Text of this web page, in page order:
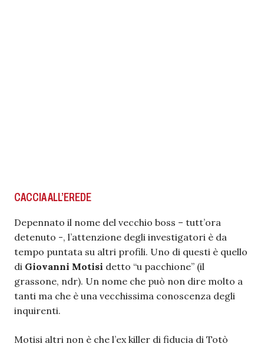
CACCIA ALL’EREDE
Depennato il nome del vecchio boss – tutt’ora
detenuto -, l’attenzione degli investigatori è da
tempo puntata su altri profili. Uno di questi è quello
di Giovanni Motisi detto “u pacchione” (il
grassone, ndr). Un nome che può non dire molto a
tanti ma che è una vecchissima conoscenza degli
inquirenti.
Motisi altri non è che l’ex killer di fiducia di Totò